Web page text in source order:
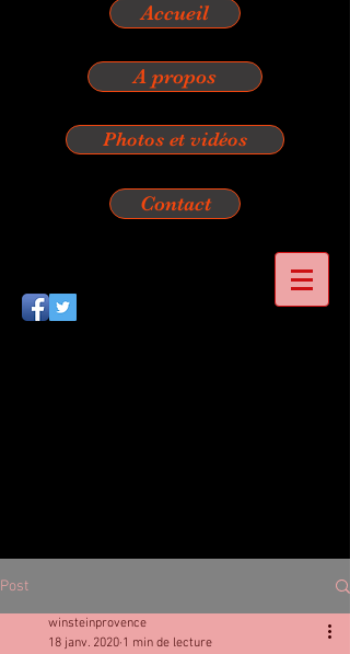
Accueil
A propos
Photos et vidéos
Contact
Post
winsteinprovence
18 janv. 2020 1 min de lecture